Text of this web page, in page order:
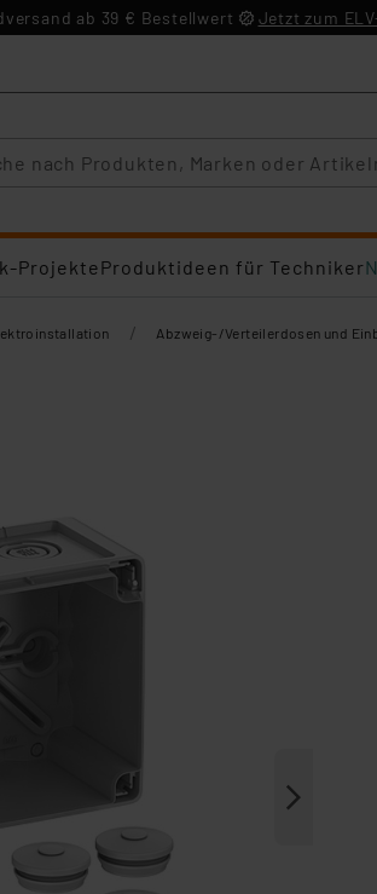
ab 39 € Bestellwert Jetzt zum
ProjekteProduktideen für Techniker
/ Abzweig-/Verteilerdosen und